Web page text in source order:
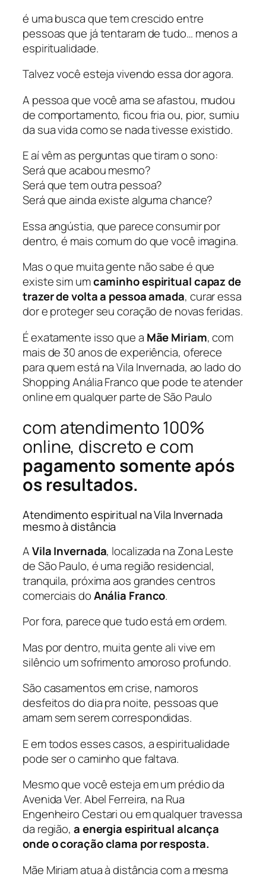
é uma busca que tem crescido entre
pessoas que já tentaram de tudo… menos a
espiritualidade.
Talvez você esteja vivendo essa dor agora.
A pessoa que você ama se afastou, mudou
de comportamento, ficou fria ou, pior, sumiu
da sua vida como se nada tivesse existido.
E aí vêm as perguntas que tiram o sono:
Será que acabou mesmo?
Será que tem outra pessoa?
Será que ainda existe alguma chance?
Essa angústia, que parece consumir por
dentro, é mais comum do que você imagina.
Mas o que muita gente não sabe é que
existe sim umcaminho espiritual capaz de
trazer de volta a pessoa amada, curar essa
dor e proteger seu coração de novas feridas.
É exatamente isso que a Mãe Miriam, com
mais de 30 anos de experiência, oferece
para quem está na Vila Invernada, ao lado do
Shopping Anália Franco que pode te atender
online em qualquer parte de São Paulo
com atendimento 100%
online, discreto e com
pagamento somente após
os resultados.
Atendimento espiritual na Vila Invernada
mesmo à distância
AVila Invernada, localizada na Zona Leste
de São Paulo, é uma região residencial,
tranquila, próxima aos grandes centros
comerciais doAnália Franco.
Por fora, parece que tudo está em ordem.
Mas por dentro, muita gente ali vive em
silêncio um sofrimento amoroso profundo.
São casamentos em crise, namoros
desfeitos do dia pra noite, pessoas que
amam sem serem correspondidas.
E em todos esses casos, a espiritualidade
pode ser o caminho que faltava.
Mesmo que você esteja em um prédio da
Avenida Ver. Abel Ferreira, na Rua
Engenheiro Cestari ou em qualquer travessa
da região, a energia espiritual alcança
onde o coração clama por resposta.
Mãe Miriam atua à distância com a mesma